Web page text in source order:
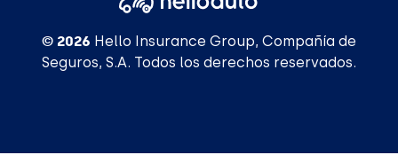
© 2026 Hello Insurance Group, Compañía de
Seguros, S.A. Todos los derechos reservados.